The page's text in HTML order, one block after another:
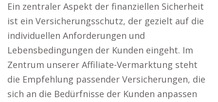
Ein zentraler Aspekt der finanziellen Sicherheit
ist ein Versicherungsschutz, der gezielt auf die
individuellen Anforderungen und
Lebensbedingungen der Kunden eingeht. Im
Zentrum unserer Affiliate-Vermarktung steht
die Empfehlung passender Versicherungen, die
sich an die Bedürfnisse der Kunden anpassen